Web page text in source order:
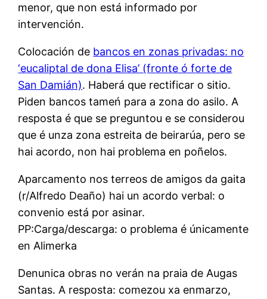
menor, que non está informado por
intervención.
Colocación de bancos en zonas privadas: no
‘eucaliptal de dona Elisa’ (fronte ó forte de
San Damián). Haberá que rectificar o sitio.
Piden bancos tameń para a zona do asilo. A
resposta é que se preguntou e se considerou
que é unza zona estreita de beirarúa, pero se
hai acordo, non hai problema en poñelos.
Aparcamento nos terreos de amigos da gaita
(r/Alfredo Deaño) hai un acordo verbal: o
convenio está por asinar.
PP:Carga/descarga: o problema é únicamente
en Alimerka
Denunica obras no verán na praia de Augas
Santas. A resposta: comezou xa enmarzo,